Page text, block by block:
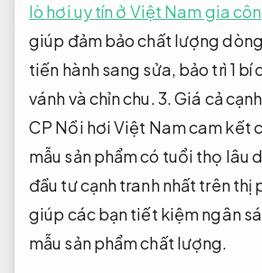
lò hơi uy tín ở Việt Nam gia
giúp đảm bảo chất lượng
tiến hành sang sửa, bảo trì 1 bí
vánh và chỉn chu. 3. Giá cả
CP Nồi hơi Việt Nam cam kết
mẫu sản phẩm có tuổi thọ lâu
đầu tư cạnh tranh nhất trên thị
giúp các bạn tiết kiệm ngân
mẫu sản phẩm chất lượng.